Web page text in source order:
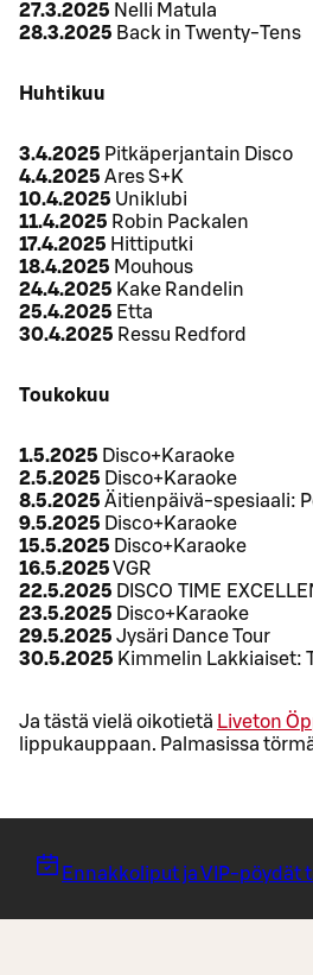
27.3.2025 Nelli Matula
28.3.2025 Back in Twenty-Tens
Huhtikuu
3.4.2025 Pitkäperjantain Disco
4.4.2025 Ares S+K
10.4.2025 Uniklubi
11.4.2025 Robin Packalen
17.4.2025 Hittiputki
18.4.2025 Mouhous
24.4.2025 Kake Randelin
25.4.2025 Etta
30.4.2025 Ressu Redford
Toukokuu
1.5.2025 Disco+Karaoke
2.5.2025 Disco+Karaoke
8.5.2025 Äitienpäivä-spesiaali:
9.5.2025 Disco+Karaoke
15.5.2025 Disco+Karaoke
16.5.2025VGR
22.5.2025 DISCO TIME
23.5.2025 Disco+Karaoke
29.5.2025 Jysäri Dance Tour
30.5.2025 Kimmelin Lakkiaiset:
Ja tästä vielä oikotietä Liveton
lippukauppaan. Palmasissa
Ennakkoliput ja VIP-pöydät